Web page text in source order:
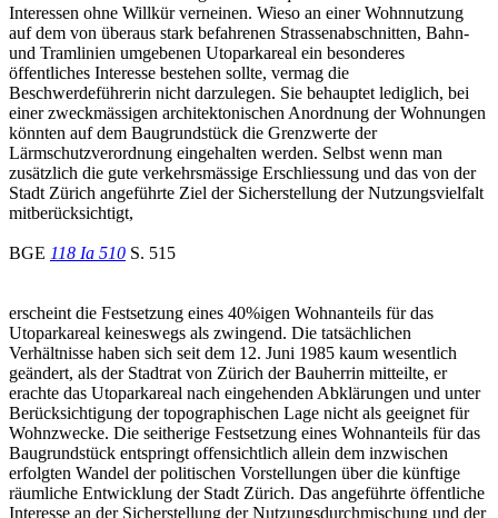
Interessen ohne Willkür verneinen. Wieso an einer Wohnnutzung
auf dem von überaus stark befahrenen Strassenabschnitten, Bahn-
und Tramlinien umgebenen Utoparkareal ein besonderes
öffentliches Interesse bestehen sollte, vermag die
Beschwerdeführerin nicht darzulegen. Sie behauptet lediglich, bei
einer zweckmässigen architektonischen Anordnung der Wohnungen
könnten auf dem Baugrundstück die Grenzwerte der
Lärmschutzverordnung eingehalten werden. Selbst wenn man
zusätzlich die gute verkehrsmässige Erschliessung und das von der
Stadt Zürich angeführte Ziel der Sicherstellung der Nutzungsvielfalt
mitberücksichtigt,
BGE 118 Ia 510 S. 515
erscheint die Festsetzung eines 40%igen Wohnanteils für das
Utoparkareal keineswegs als zwingend. Die tatsächlichen
Verhältnisse haben sich seit dem 12. Juni 1985 kaum wesentlich
geändert, als der Stadtrat von Zürich der Bauherrin mitteilte, er
erachte das Utoparkareal nach eingehenden Abklärungen und unter
Berücksichtigung der topographischen Lage nicht als geeignet für
Wohnzwecke. Die seitherige Festsetzung eines Wohnanteils für das
Baugrundstück entspringt offensichtlich allein dem inzwischen
erfolgten Wandel der politischen Vorstellungen über die künftige
räumliche Entwicklung der Stadt Zürich. Das angeführte öffentliche
Interesse an der Sicherstellung der Nutzungsdurchmischung und der